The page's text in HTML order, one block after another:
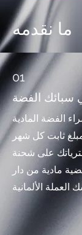
ما نقدمه
01
سبائك الفضة
الفضة المادية
على شحنة
مادية من دار